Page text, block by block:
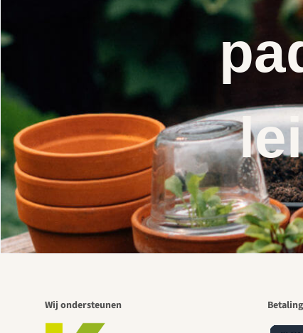
Wij ondersteunen